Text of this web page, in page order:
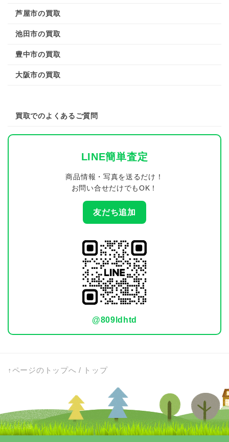
芦屋市の買取
池田市の買取
豊中市の買取
大阪市の買取
買取でのよくあるご質問
LINE簡単査定
商品情報・写真を送るだけ！
お問い合せだけでもOK！
友だち追加
@809ldhtd
↑ページのトップへ / トップ